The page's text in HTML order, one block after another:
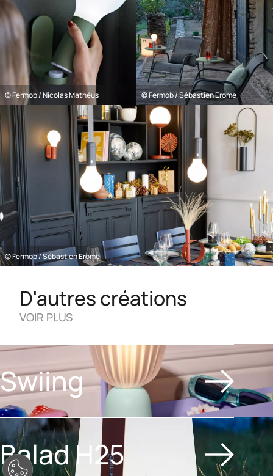
© Fermob / Nicolas Mathéus © Fermob / Sébastien Erome
© Fermob / Sébastien Erome
D'autres créations
VOIR PLUS
Swiing
Balad H25